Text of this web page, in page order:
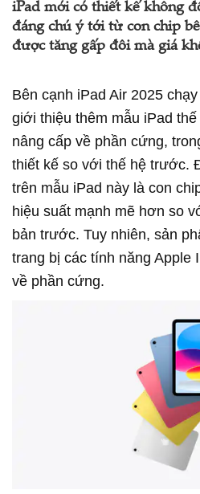
iPad mới có thiết kế không
đáng chú ý tới từ con chip
được tăng gấp đôi mà giá
Bên cạnh iPad Air 2025
giới thiệu thêm mẫu iPad
nâng cấp về phần cứng,
thiết kế so với thế hệ trước.
trên mẫu iPad này là con
hiệu suất mạnh mẽ hơn so
bản trước. Tuy nhiên, sản
trang bị các tính năng Apple
về phần cứng.